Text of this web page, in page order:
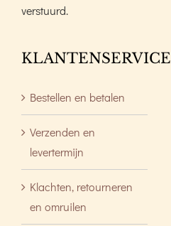
verstuurd.
KLANTENSERVICE
Bestellen en betalen
Verzenden en
levertermijn
Klachten, retourneren
en omruilen